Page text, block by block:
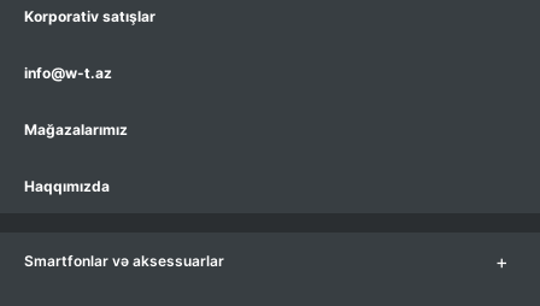
Korporativ satışlar
info@w-t.az
Mağazalarımız
Haqqımızda
Smartfonlar və aksessuarlar +